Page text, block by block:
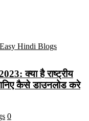
क्या है राष्ट्रीय
कैसे डाउनलोड करे
0